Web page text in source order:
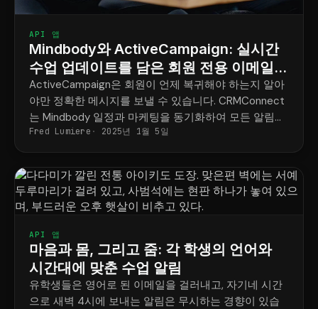
API 앱
Mindbody와 ActiveCampaign: 실시간
수업 업데이트를 담은 회원 전용 이메일
발송 (최적의 타이밍)
ActiveCampaign은 회원이 언제 복귀해야 하는지 알아
야만 정확한 메시지를 보낼 수 있습니다. CRMConnect
는 Mindbody 일정과 마케팅을 동기화하여 모든 알림이
제시간에 전달되도록 합니다.
Fred Lumiere 2025년 1월 5일
API 앱
마음과 몸, 그리고 줌: 각 학생의 언어와
시간대에 맞춘 수업 알림
유학생들은 영어로 된 이메일을 걸러내고, 자기네 시간
으로 새벽 4시에 보내는 알림은 무시하는 경향이 있습